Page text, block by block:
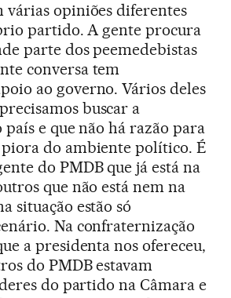
várias opiniões diferentes
partido. A gente procura
parte dos peemedebistas
conversa tem
ao governo. Vários deles
buscar a
e que não há razão para
do ambiente político. É
do PMDB que já está na
que não está nem na
situação estão só
Na confraternização
a presidenta nos ofereceu,
do PMDB estavam
do partido na Câmara e